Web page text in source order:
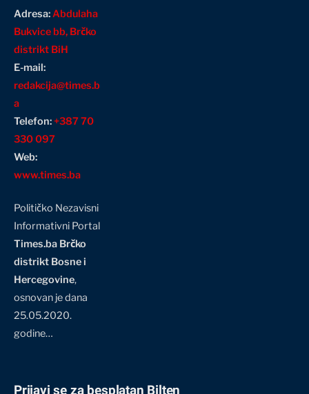
Adresa:Abdulaha
Bukvice bb, Brčko
distrikt BiH
E-mail:
redakcija@times.b
a
Telefon:+387 70
330 097
Web:
www.times.ba
Političko Nezavisni
Informativni Portal
Times.ba Brčko
distrikt Bosne i
Hercegovine,
osnovan je dana
25.05.2020.
godine…
Prijavi se za besplatan Bilten